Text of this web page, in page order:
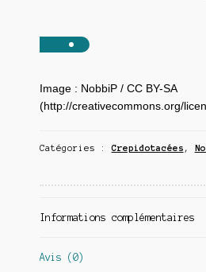
Image : NobbiP / CC BY-SA
(http://creativecommons.org/
Catégories :Crepidotacées ,
Informations complémentaires
Avis (0)